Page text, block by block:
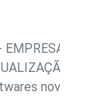
EMPRESAS
novos